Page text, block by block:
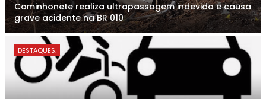
Caminhonete realiza ultrapassagem indevida e causa
grave acidente na BR 010
DESTAQUES.